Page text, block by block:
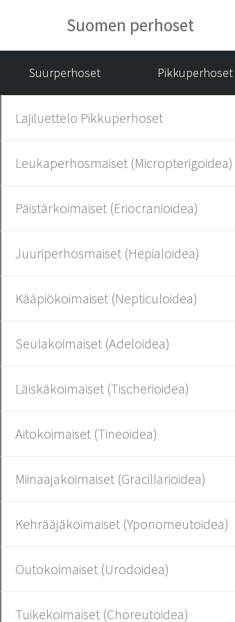
Suomen perhoset
Suurperhoset Pikkuperhoset
Lajiluettelo Pikkuperhoset
Leukaperhosmaiset (Micropterigoidea)
Päistärkoimaiset (Eriocranioidea)
Juuriperhosmaiset (Hepialoidea)
Kääpiökoimaiset (Nepticuloidea)
Seulakoimaiset (Adeloidea)
Läiskäkoimaiset (Tischerioidea)
Aitokoimaiset (Tineoidea)
Miinaajakoimaiset (Gracillarioidea)
Kehrääjäkoimaiset (Yponomeutoidea)
Outokoimaiset (Urodoidea)
Tuikekoimaiset (Choreutoidea)